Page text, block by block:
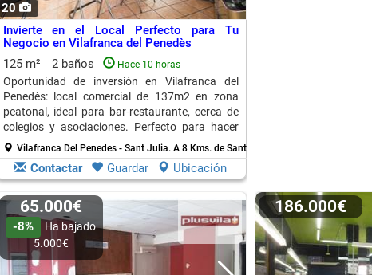
20
Invierte en el Local Perfecto para Tu
Negocio en Vilafranca del Penedès
125 m²
2 baños Hace 10 horas
Oportunidad de inversión en Vilafranca del
Penedès: local comercial de 137m2 en zona
peatonal, ideal para bar-restaurante, cerca de
colegios y asociaciones. Perfecto para hacer
crecer tu negocio.
Vilafranca Del Penedes - Sant Julia. A 8 Kms. de Sant Marti Sarroca
Contactar Guardar Ubicación
65.000€
-8%
Ha bajado
5.000€
186.000€